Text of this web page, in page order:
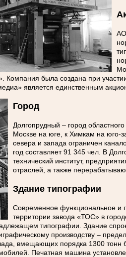
Компания была создана при
является единственным
Город
Долгопрудный – город
Москве на юге, к Химкам на юго-
севера и запада ограничен
год составляет 91 345 чел. В
технический институт,
отраслей, а также
Здание типографии
Современное функциональное и
территории завода «ТОС» в
типографии. Здание
производству –
вмещающих порядка 1300 тонн
Печатная машина